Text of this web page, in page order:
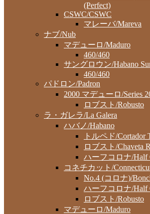
(Perfect)
CSWC/CSWC
マレーバ/Mareva
ナブ/Nub
マデューロ/Maduro
460/460
サングロウン/Habano
460/460
パドロン/Padron
2000 マデューロ/Series
ロブスト/Robusto
ラ・ガレラ/La Galera
ハバノ/Habano
トルペド/Cortador
ロブスト/Chaveta
ハーフコロナ/Half
コネチカット/
No.4 (コロナ)/
ハーフコロナ/Half
ロブスト/Robusto
マデューロ/Maduro